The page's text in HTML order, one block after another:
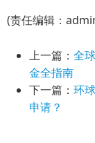
(责任编辑：
上一篇： 全
金全指南
下一篇： 环
申请？